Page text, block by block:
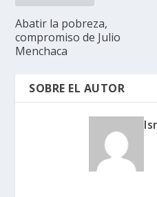
Abatir la pobreza,
compromiso de Julio
Menchaca
SOBRE EL AUTOR